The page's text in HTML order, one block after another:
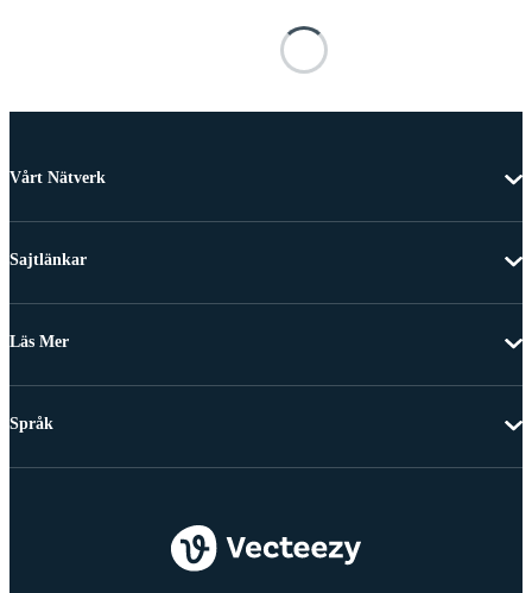
Vårt Nätverk
Sajtlänkar
Läs Mer
Språk